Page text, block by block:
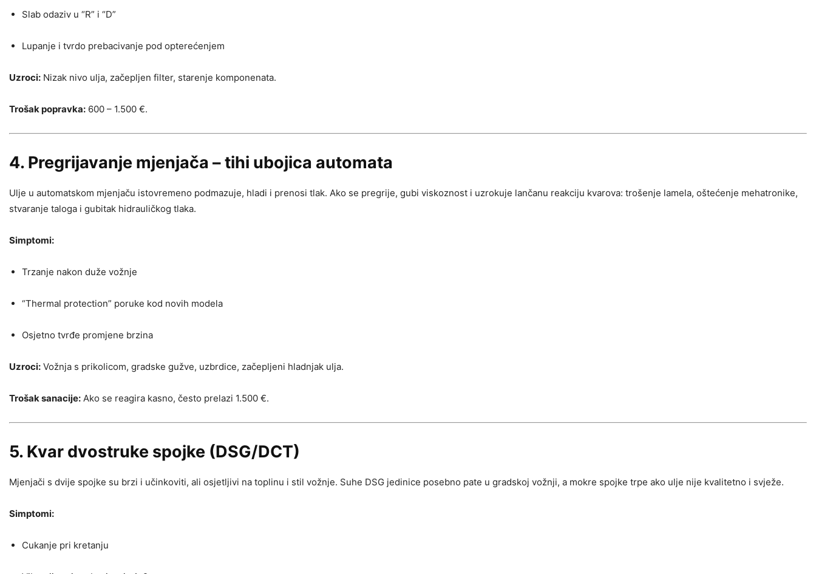
Slab odaziv u “R” i “D”
Lupanje i tvrdo prebacivanje pod opterećenjem
Uzroci: Nizak nivo ulja, začepljen filter, starenje komponenata.
Trošak popravka: 600 – 1.500 €.
4. Pregrijavanje mjenjača – tihi ubojica automata
Ulje u automatskom mjenjaču istovremeno podmazuje, hladi i prenosi tlak. Ako se pregrije, gubi viskoznost i uzrokuje lančanu reakciju kvarova: trošenje lamela, oštećenje mehatronike,
stvaranje taloga i gubitak hidrauličkog tlaka.
Simptomi:
Trzanje nakon duže vožnje
“Thermal protection” poruke kod novih modela
Osjetno tvrđe promjene brzina
Uzroci: Vožnja s prikolicom, gradske gužve, uzbrdice, začepljeni hladnjak ulja.
Trošak sanacije: Ako se reagira kasno, često prelazi 1.500 €.
5. Kvar dvostruke spojke (DSG/DCT)
Mjenjači s dvije spojke su brzi i učinkoviti, ali osjetljivi na toplinu i stil vožnje. Suhe DSG jedinice posebno pate u gradskoj vožnji, a mokre spojke trpe ako ulje nije kvalitetno i svježe.
Simptomi:
Cukanje pri kretanju